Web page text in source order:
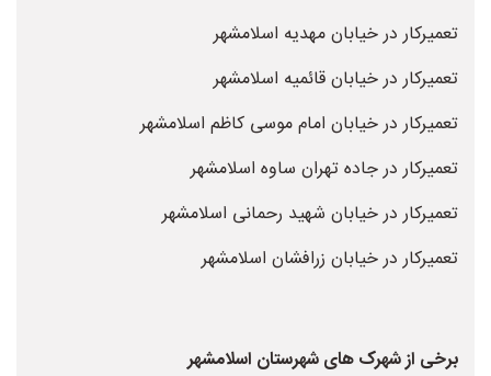
تعمیرکار در خیابان مهدیه اسلامشهر
تعمیرکار در خیابان قائمیه اسلامشهر
تعمیرکار در خیابان امام موسی کاظم اسلامشهر
تعمیرکار در جاده تهران ساوه اسلامشهر
تعمیرکار در خیابان شهید رحمانی اسلامشهر
تعمیرکار در خیابان زرافشان اسلامشهر
برخی از شهرک های شهرستان اسلامشهر